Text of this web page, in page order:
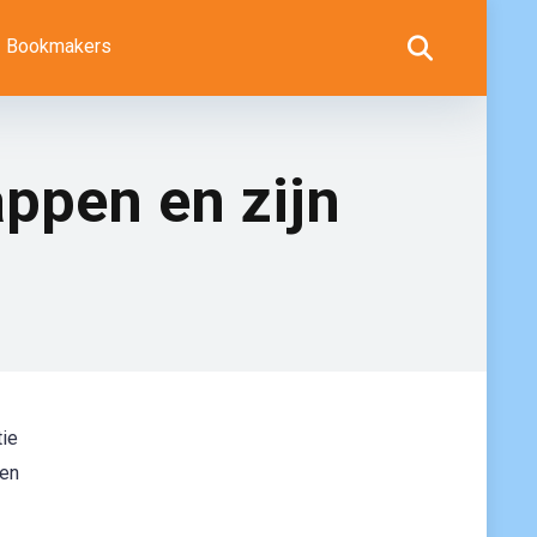
Bookmakers
en zijn